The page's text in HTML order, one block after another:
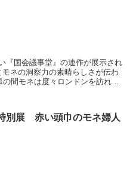
『国会議事堂』の連作が展示され
ネの洞察力の素晴らしさが伝わ
間モネは度々ロンドンを訪れま
別展 赤い頭巾のモネ婦人